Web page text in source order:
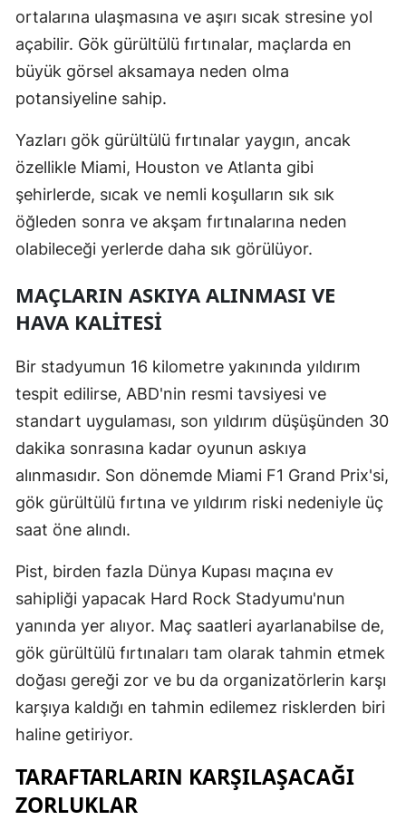
ortalarına ulaşmasına ve aşırı sıcak stresine yol
açabilir. Gök gürültülü fırtınalar, maçlarda en
büyük görsel aksamaya neden olma
potansiyeline sahip.
Yazları gök gürültülü fırtınalar yaygın, ancak
özellikle Miami, Houston ve Atlanta gibi
şehirlerde, sıcak ve nemli koşulların sık sık
öğleden sonra ve akşam fırtınalarına neden
olabileceği yerlerde daha sık görülüyor.
MAÇLARIN ASKIYA ALINMASI VE
HAVA KALITESI
Bir stadyumun 16 kilometre yakınında yıldırım
tespit edilirse, ABD'nin resmi tavsiyesi ve
standart uygulaması, son yıldırım düşüşünden 30
dakika sonrasına kadar oyunun askıya
alınmasıdır. Son dönemde Miami F1 Grand Prix'si,
gök gürültülü fırtına ve yıldırım riski nedeniyle üç
saat öne alındı.
Pist, birden fazla Dünya Kupası maçına ev
sahipliği yapacak Hard Rock Stadyumu'nun
yanında yer alıyor. Maç saatleri ayarlanabilse de,
gök gürültülü fırtınaları tam olarak tahmin etmek
doğası gereği zor ve bu da organizatörlerin karşı
karşıya kaldığı en tahmin edilemez risklerden biri
haline getiriyor.
TARAFTARLARIN KARŞILAŞACAĞI
ZORLUKLAR